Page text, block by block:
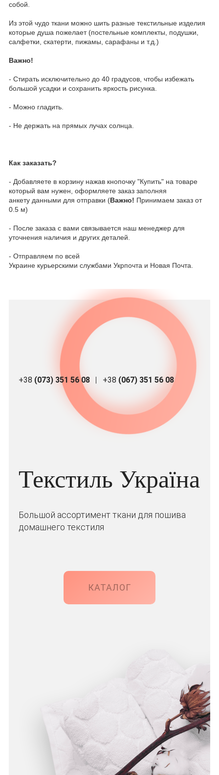
собой.
Из этой чудо ткани можно шить разные текстильные изделия
которые душа пожелает (постельные комплекты, подушки,
салфетки, скатерти, пижамы, сарафаны и т.д.)
Важно!
- Стирать исключительно до 40 градусов, чтобы избежать
большой усадки и сохранить яркость рисунка.
- Можно гладить.
- Не держать на прямых лучах солнца.
Как заказать?
- Добавляете в корзину нажав кнопочку "Купить" на товаре
который вам нужен, оформляете заказ заполняя
анкету данными для отправки (Важно! Принимаем заказ от
0.5 м)
- После заказа с вами связывается наш менеджер для
уточнения наличия и других деталей.
- Отправляем по всей
Украине курьерскими службами Укрпочта и Новая Почта.
+38 (073) 351 56 08 +38 (067) 351 56 08
Текстиль Україна
Большой ассортимент ткани для пошива
домашнего текстиля
КАТАЛОГ